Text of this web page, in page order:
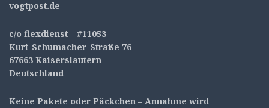
vogtpost.de
c/o flexdienst – #11053
Kurt-Schumacher-Straße 76
67663 Kaiserslautern
Deutschland
Keine Pakete oder Päckchen – Annahme wird